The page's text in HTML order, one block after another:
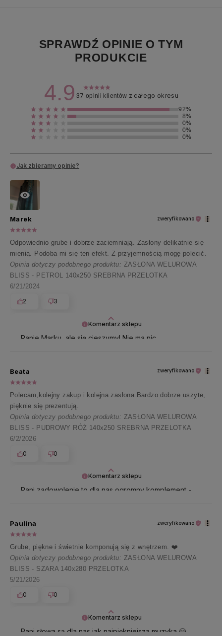
SPRAWDŹ OPINIE O TYM
PRODUKCIE
4.9 37 opinii klientów z całego okresu
92%
8%
0%
0%
0%
Jak zbieramy opinie?
Komentarz sklepu
Panie Marku, ale się cieszymy! Nie ma nic
Marek zweryfikowano
Odpowiednio grube i dobrze zaciemniają. Zasłony delikatnie się
mienią. Podoba mi się ten efekt. Z przyjemnością mogę polecić.
Opinia dotyczy podobnego produktu: ZASŁONA WELUROWA
BLISS - PETROL 140x250 SREBRNA PRZELOTKA
6/21/2024
2
3
Komentarz sklepu
Pani zadowolenie to dla nas ogromny komplement -
Beata zweryfikowano
Polecam,kolejny zakup i kolejna zasłona.Bardzo dobrze uszyte,
pięknie się prezentują.
Opinia dotyczy podobnego produktu: ZASŁONA WELUROWA
BLISS - PUDROWY RÓŻ 140x250 SREBRNA PRZELOTKA
6/2/2026
0
0
Komentarz sklepu
Pani słowa są dla nas jak najpiękniejsza muzyka 🤗
Paulina zweryfikowano
Grube, piękne i świetnie komponują się z wnętrzem. ❤️
Opinia dotyczy podobnego produktu: ZASŁONA WELUROWA
BLISS - SZARA 140x280 PRZELOTKA
5/21/2026
0
0